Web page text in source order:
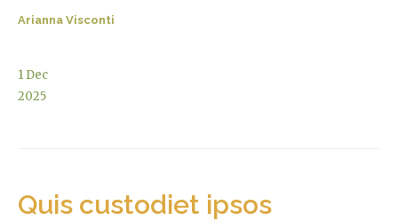
Arianna Visconti
1 Dec
2025
Quis custodiet ipsos